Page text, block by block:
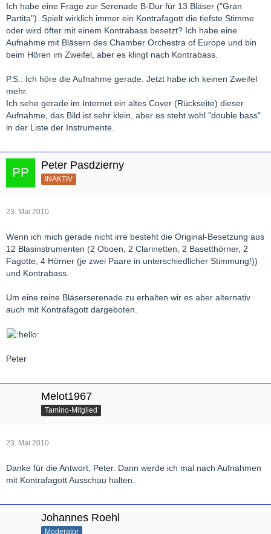
Ich habe eine Frage zur Serenade B-Dur für 13 Bläser ("Gran
Partita"). Spielt wirklich immer ein Kontrafagott die tiefste Stimme
oder wird öfter mit einem Kontrabass besetzt? Ich habe eine
Aufnahme mit Bläsern des Chamber Orchestra of Europe und bin
beim Hören im Zweifel, aber es klingt nach Kontrabass.
P.S.: Ich höre die Aufnahme gerade. Jetzt habe ich keinen Zweifel
mehr.
Ich sehe gerade im Internet ein altes Cover (Rückseite) dieser
Aufnahme, das Bild ist sehr klein, aber es steht wohl "double bass"
in der Liste der Instrumente.
Peter Pasdzierny
INAKTIV
23. Mai 2010
Wenn ich mich gerade nicht irre besteht die Original-Besetzung aus
12 Blasinstrumenten (2 Oboen, 2 Clarinetten, 2 Basetthörner, 2
Fagotte, 4 Hörner (je zwei Paare in unterschiedlicher Stimmung!))
und Kontrabass.
Um eine reine Bläserserenade zu erhalten wir es aber alternativ
auch mit Kontrafagott dargeboten.
Peter
Melot1967
Tamino-Mitglied
23. Mai 2010
Danke für die Antwort, Peter. Dann werde ich mal nach Aufnahmen
mit Kontrafagott Ausschau halten.
Johannes Roehl
Moderator